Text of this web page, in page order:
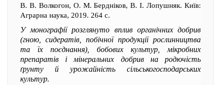
В. В. Волкогон, О. М. Бердніков, В. І. Лопушняк. Київ:
Аграрна наука, 2019. 264 с.
У монографії розглянуто вплив органічних добрив
(гною, сидератів, побічної продукції рослинництва
та їх поєднання), бобових культур, мікробних
препаратів і мінеральних добрив на родючість
ґрунту й урожайність сільськогосподарських
культур.